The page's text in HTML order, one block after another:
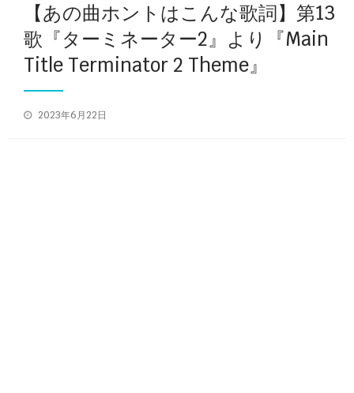
【あの曲ホントはこんな歌詞】第13
歌『ターミネーター2』より『Main
Title Terminator 2 Theme』
投
2023年6月22日